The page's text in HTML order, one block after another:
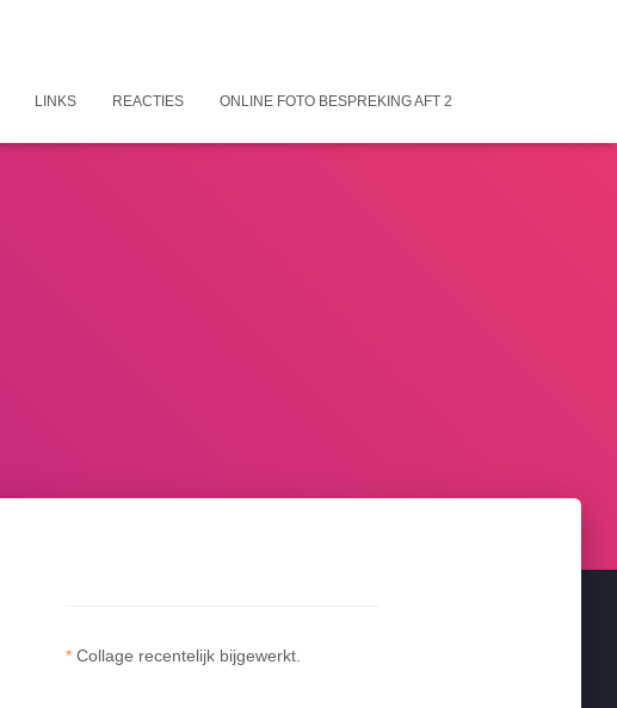
LINKS REACTIES ONLINE FOTO BESPREKING AFT 2
* Collage recentelijk bijgewerkt.